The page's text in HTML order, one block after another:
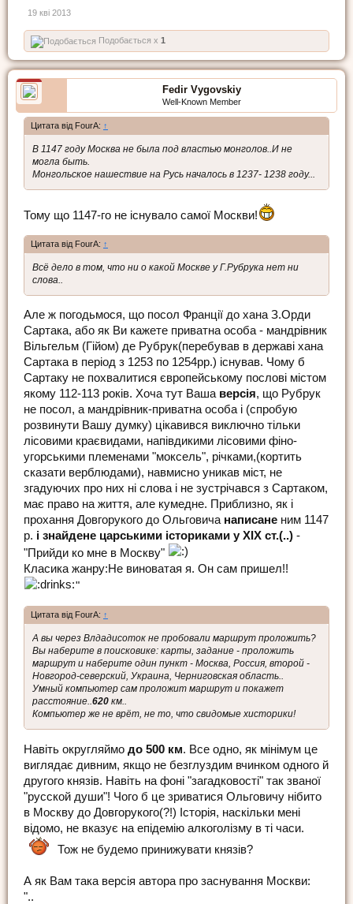
19 кві 2013
Подобається x 1
Fedir Vygovskiy
Well-Known Member
Цитата від FourA: ↑
В 1147 году Москва не была под властью монголов..И не
могла быть.
Монгольское нашествие на Русь началось в 1237- 1238 году...
Тому що 1147-го не існувало самої Москви!
Цитата від FourA: ↑
Всё дело в том, что ни о какой Москве у Г.Рубрука нет ни
слова..
Але ж погодьмося, що посол Франції до хана З.Орди
Сартака, або як Ви кажете приватна особа - мандрівник
Вільгельм (Гійом) де Рубрук(перебував в державі хана
Сартака в період з 1253 по 1254рр.) існував. Чому б
Сартаку не похвалитися європейському послові містом
якому 112-113 років. Хоча тут Ваша версія, що Рубрук
не посол, а мандрівник-приватна особа і (спробую
розвинути Вашу думку) цікавився виключно тільки
лісовими краєвидами, напівдикими лісовими фіно-
угорськими племенами "моксель", річками,(кортить
сказати верблюдами), навмисно уникав міст, не
згадуючих про них ні слова і не зустрічався з Сартаком,
має право на життя, але кумедне. Приблизно, як і
прохання Довгорукого до Ольговича написане ним 1147
р. і знайдене царськими істориками у ХІХ ст.(..) -
"Прийди ко мне в Москву"
Класика жанру:Не виноватая я. Он сам пришел!!
"
Цитата від FourA: ↑
А вы через Влдадисоток не пробовали маршрут проложить?
Вы наберите в поисковике: карты, задание - проложить
маршрут и наберите один пункт - Москва, Россия, второй -
Новгород-северский, Украина, Черниговская область..
Умный компьютер сам проложит маршрут и покажет
расстояние..620 км..
Компьютер же не врёт, не то, что свидомые хисторики!
Навіть округляймо до 500 км. Все одно, як мінімум це
виглядає дивним, якщо не безглуздим вчинком одного й
другого князів. Навіть на фоні "загадковості" так званої
"русской души"! Чого б це зриватися Ольговичу нібито
в Москву до Довгорукого(?!) Історія, наскільки мені
відомо, не вказує на епідемію алкоголізму в ті часи.
Тож не будемо принижувати князів?
А як Вам така версія автора про заснування Москви:
"..